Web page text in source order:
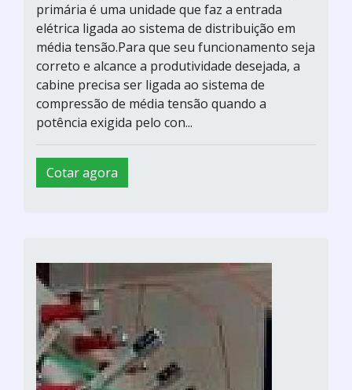
primária é uma unidade que faz a entrada
elétrica ligada ao sistema de distribuição em
média tensão.Para que seu funcionamento seja
correto e alcance a produtividade desejada, a
cabine precisa ser ligada ao sistema de
compressão de média tensão quando a
potência exigida pelo con...
Cotar agora